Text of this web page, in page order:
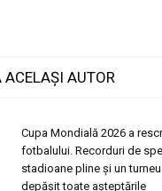
ACELAȘI AUTOR
Cupa Mondială 2026 a
fotbalului. Recorduri de
stadioane pline și un
depășit toate așteptările